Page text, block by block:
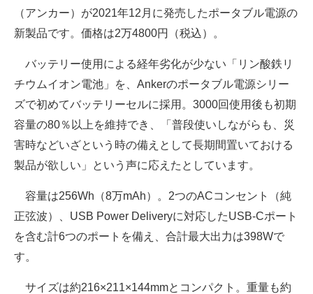
（アンカー）が2021年12月に発売したポータブル電源の
新製品です。価格は2万4800円（税込）。
バッテリー使用による経年劣化が少ない「リン酸鉄リ
チウムイオン電池」を、Ankerのポータブル電源シリー
ズで初めてバッテリーセルに採用。3000回使用後も初期
容量の80％以上を維持でき、「普段使いしながらも、災
害時などいざという時の備えとして長期間置いておける
製品が欲しい」という声に応えたとしています。
容量は256Wh（8万mAh）。2つのACコンセント（純
正弦波）、USB Power Deliveryに対応したUSB-Cポート
を含む計6つのポートを備え、合計最大出力は398Wで
す。
サイズは約216×211×144mmとコンパクト。重量も約